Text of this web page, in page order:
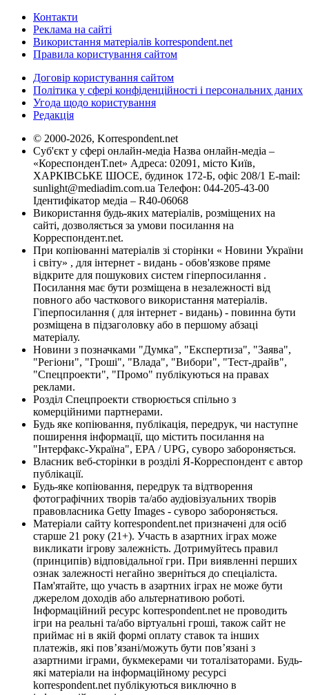
Контакти
Реклама на сайті
Використання матеріалів korrespondent.net
Правила користування сайтом
Договір користування сайтом
Політика у сфері конфіденційності і персональних даних
Угода щодо користування
Редакція
© 2000-2026, Korrespondent.net
Суб'єкт у сфері онлайн-медіа Назва онлайн-медіа –
«КореспонденТ.net» Адреса: 02091, місто Київ,
ХАРКІВСЬКЕ ШОСЕ, будинок 172-Б, офіс 208/1 E-mail:
sunlight@mediadim.com.ua Телефон: 044-205-43-00
Ідентифікатор медіа – R40-06068
Використання будь-яких матеріалів, розміщених на
сайті, дозволяється за умови посилання на
Корреспондент.net.
При копіюванні матеріалів зі сторінки « Новини України
і світу» , для інтернет - видань - обов'язкове пряме
відкрите для пошукових систем гіперпосилання .
Посилання має бути розміщена в незалежності від
повного або часткового використання матеріалів.
Гіперпосилання ( для інтернет - видань) - повинна бути
розміщена в підзаголовку або в першому абзаці
матеріалу.
Новини з позначками "Думка", "Експертиза", "Заява",
"Регіони", "Гроші", "Влада", "Вибори", "Тест-драйв",
"Спецпроекти", "Промо" публікуються на правах
реклами.
Розділ Спецпроекти створюється спільно з
комерційними партнерами.
Будь яке копіювання, публікація, передрук, чи наступне
поширення інформації, що містить посилання на
"Інтерфакс-Україна", EPA / UPG, суворо забороняється.
Власник веб-сторінки в розділі Я-Корреспондент є автор
публікації.
Будь-яке копіювання, передрук та відтворення
фотографічних творів та/або аудіовізуальних творів
правовласника Getty Images - суворо забороняється.
Матеріали сайту korrespondent.net призначені для осіб
старше 21 року (21+). Участь в азартних іграх може
викликати ігрову залежність. Дотримуйтесь правил
(принципів) відповідальної гри. При виявленні перших
ознак залежності негайно зверніться до спеціаліста.
Пам'ятайте, що участь в азартних іграх не може бути
джерелом доходів або альтернативою роботі.
Інформаційний ресурс korrespondent.net не проводить
ігри на реальні та/або віртуальні гроші, також сайт не
приймає ні в якій формі оплату ставок та інших
платежів, які пов’язані/можуть бути пов’язані з
азартними іграми, букмекерами чи тоталізаторами. Будь-
які матеріали на інформаційному ресурсі
korrespondent.net публікуються виключно в